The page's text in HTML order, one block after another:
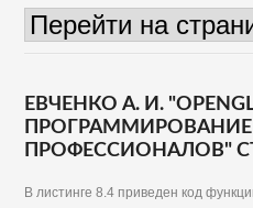
ЕВЧЕНКО А. И.
ПРОГРАММИРОВАНИЕ
ПРОФЕССИОНАЛОВ"
В листинге 8.4 приведен код